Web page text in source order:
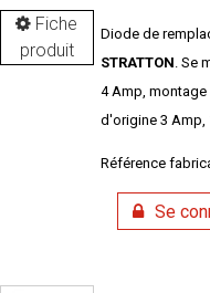
Fiche
produit
Diode de
STRATTON. Se
4 Amp,
d'origine 3 Amp,
Référence
Se